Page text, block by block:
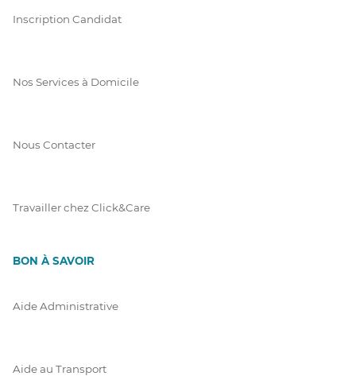
Inscription Candidat
Nos Services à Domicile
Nous Contacter
Travailler chez Click&Care
BON À SAVOIR
Aide Administrative
Aide au Transport